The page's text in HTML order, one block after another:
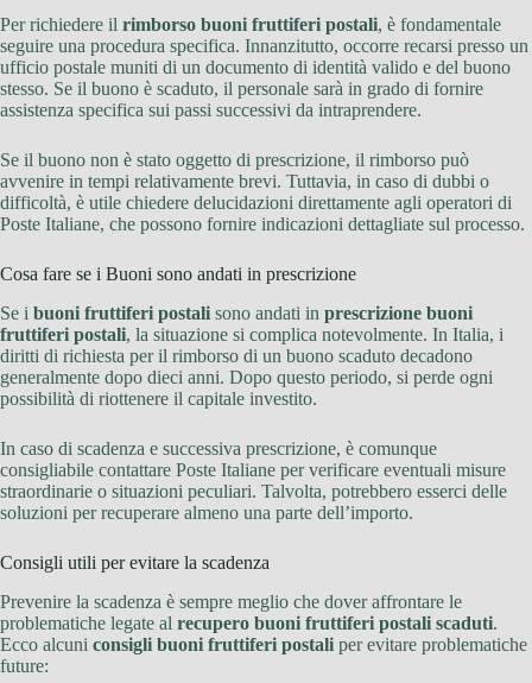
Per richiedere il rimborso buoni fruttiferi postali, è fondamentale
seguire una procedura specifica. Innanzitutto, occorre recarsi presso un
ufficio postale muniti di un documento di identità valido e del buono
stesso. Se il buono è scaduto, il personale sarà in grado di fornire
assistenza specifica sui passi successivi da intraprendere.
Se il buono non è stato oggetto di prescrizione, il rimborso può
avvenire in tempi relativamente brevi. Tuttavia, in caso di dubbi o
difficoltà, è utile chiedere delucidazioni direttamente agli operatori di
Poste Italiane, che possono fornire indicazioni dettagliate sul processo.
Cosa fare se i Buoni sono andati in prescrizione
Se i buoni fruttiferi postali sono andati in prescrizione buoni
fruttiferi postali, la situazione si complica notevolmente. In Italia, i
diritti di richiesta per il rimborso di un buono scaduto decadono
generalmente dopo dieci anni. Dopo questo periodo, si perde ogni
possibilità di riottenere il capitale investito.
In caso di scadenza e successiva prescrizione, è comunque
consigliabile contattare Poste Italiane per verificare eventuali misure
straordinarie o situazioni peculiari. Talvolta, potrebbero esserci delle
soluzioni per recuperare almeno una parte dell’importo.
Consigli utili per evitare la scadenza
Prevenire la scadenza è sempre meglio che dover affrontare le
problematiche legate al recupero buoni fruttiferi postali scaduti.
Ecco alcuni consigli buoni fruttiferi postali per evitare problematiche
future: